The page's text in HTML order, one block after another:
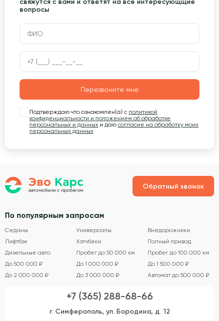
свяжутся с вами и ответят на все интересующщие
вопросы
Перезвоните мне
Подтверждаю что ознакомлен(а) с политикой
конфиденциальности и положением об обработке
персональных и данных и даю согласие на обработку моих
персональных данных
Обратный звонок
По популярным запросам
Седаны Универсалы
Внедорожники
Лифтбэк
Хэтчбеки
Полный привод
Дизельные авто
Пробег до 50 000 км
Пробег до 100 000 км
До 500 000 ₽
До 1 000 000 ₽
До 1 500 000 ₽
До 2 000 000 ₽
До 3 000 000 ₽ Автомат до 500 000 ₽
+7 (365) 288-68-66
г. Симферополь, ул. Бородина, д. 12